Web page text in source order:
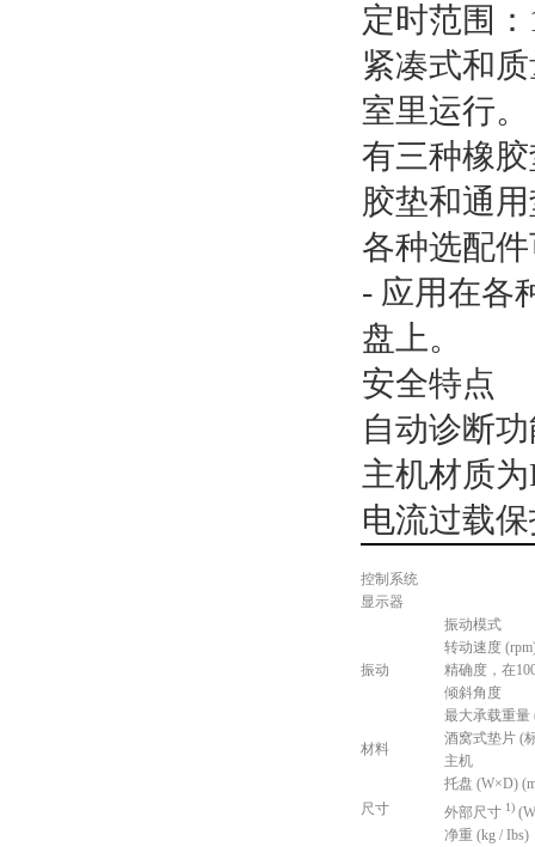
定时范围
紧凑式和
室里运行。
有三种橡
胶垫和通
各种选配
- 应用在各
盘上。
安全特点
自动诊断
主机材质
电流过载
控制系统
显示器
振动
振动模式
转动速度
精确度，在
倾斜角度
最大承载重量
材料
酒窝式垫片 (
主机
尺寸
托盘 (W×D)
外部尺寸 1)
净重 (kg / Ibs)